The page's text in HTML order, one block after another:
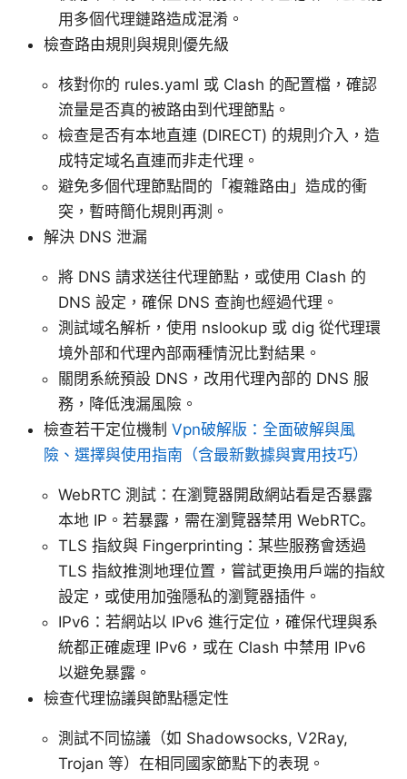
用多個代理鏈路造成混淆。
檢查路由規則與規則優先級
核對你的 rules.yaml 或 Clash 的配置檔，確認
流量是否真的被路由到代理節點。
檢查是否有本地直連 (DIRECT) 的規則介入，造
成特定域名直連而非走代理。
避免多個代理節點間的「複雜路由」造成的衝
突，暫時簡化規則再測。
解決 DNS 泄漏
將 DNS 請求送往代理節點，或使用 Clash 的
DNS 設定，確保 DNS 查詢也經過代理。
測試域名解析，使用 nslookup 或 dig 從代理環
境外部和代理內部兩種情況比對結果。
關閉系統預設 DNS，改用代理內部的 DNS 服
務，降低洩漏風險。
檢查若干定位機制 Vpn破解版：全面破解與風
險、選擇與使用指南（含最新數據與實用技巧）
WebRTC 測試：在瀏覽器開啟網站看是否暴露
本地 IP。若暴露，需在瀏覽器禁用 WebRTC。
TLS 指紋與 Fingerprinting：某些服務會透過
TLS 指紋推測地理位置，嘗試更換用戶端的指紋
設定，或使用加強隱私的瀏覽器插件。
IPv6：若網站以 IPv6 進行定位，確保代理與系
統都正確處理 IPv6，或在 Clash 中禁用 IPv6
以避免暴露。
檢查代理協議與節點穩定性
測試不同協議（如 Shadowsocks, V2Ray,
Trojan 等）在相同國家節點下的表現。